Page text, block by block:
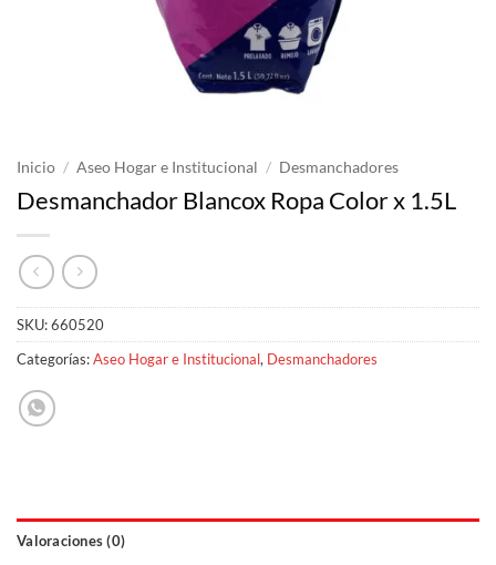
Inicio / Aseo Hogar e Institucional / Desmanchadores
Desmanchador Blancox Ropa Color x 1.5L
SKU:660520
Categorías:Aseo Hogar e Institucional, Desmanchadores
Valoraciones (0)